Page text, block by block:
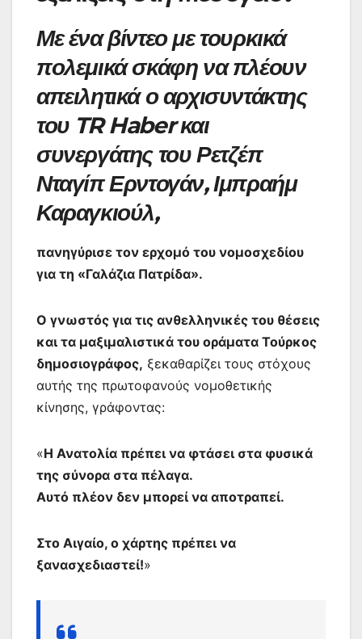
Με ένα βίντεο με τουρκικά
πολεμικά σκάφη να πλέουν
απειλητικά ο αρχισυντάκτης
του TR Haber και
συνεργάτης του Ρετζέπ
Νταγίπ Ερντογάν, Ιμπραήμ
Καραγκιούλ,
πανηγύρισε τον ερχομό του νομοσχεδίου
για τη «Γαλάζια Πατρίδα».
Ο γνωστός για τις ανθελληνικές του θέσεις
και τα μαξιμαλιστικά του οράματα Τούρκος
δημοσιογράφος, ξεκαθαρίζει τους στόχους
αυτής της πρωτοφανούς νομοθετικής
κίνησης, γράφοντας:
«Η Ανατολία πρέπει να φτάσει στα φυσικά
της σύνορα στα πέλαγα.
Αυτό πλέον δεν μπορεί να αποτραπεί.
Στο Αιγαίο, ο χάρτης πρέπει να
ξανασχεδιαστεί!»